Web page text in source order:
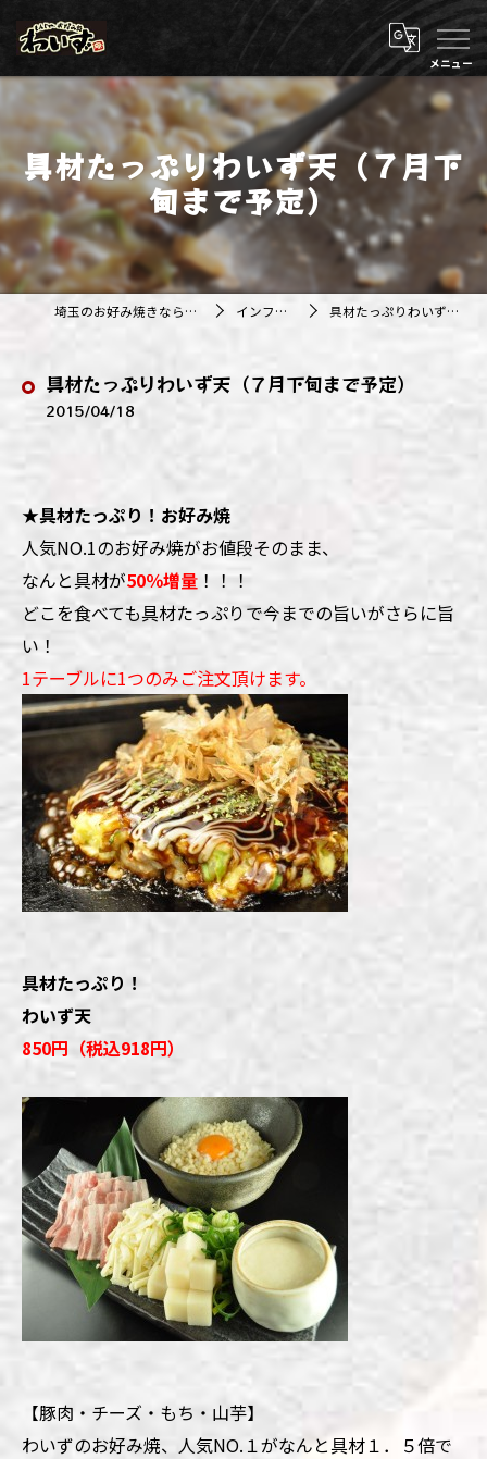
具材たっぷりわいず天（７月下
旬まで予定）
埼玉のお好み焼きなら株式会社アジルカンパニー インフォメーション 具材たっぷりわいず天（７月下旬まで予定）
具材たっぷりわいず天（７月下旬まで予定）
2015/04/18
★具材たっぷり！お好み焼
人気NO.1のお好み焼がお値段そのまま、
なんと具材が50％増量 ！！！
どこを食べても具材たっぷりで今までの旨いがさらに旨
い！
1テーブルに1つのみご注文頂けます。
具材たっぷり！
わいず天
850円（税込918円）
【豚肉・チーズ・もち・山芋】
わいずのお好み焼、人気NO.１がなんと具材１．５倍で